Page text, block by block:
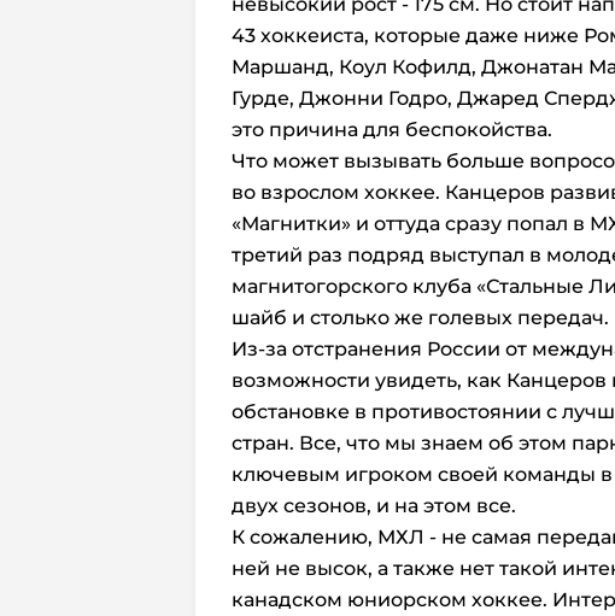
43 хоккеиста, которые даже ниже
Маршанд, Коул Кофилд, Джонатан
Гурде, Джонни Годро, Джаред
это причина для беспокойства.
Что может вызывать больше
во взрослом хоккее. Канцеров
«Магнитки» и оттуда сразу попал
третий раз подряд выступал в
магнитогорского клуба «Стальные
шайб и столько же голевых передач.
Из-за отстранения России от
возможности увидеть, как
обстановке в противостоянии с
стран. Все, что мы знаем об этом
ключевым игроком своей команды
двух сезонов, и на этом все.
К сожалению, МХЛ - не самая
ней не высок, а также нет такой
канадском юниорском хоккее.